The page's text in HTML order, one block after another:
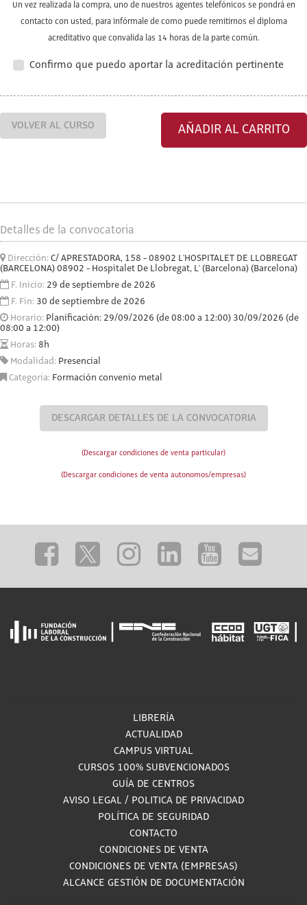
Un vez realizada la compra, uno de nuestros agentes telefónicos se pondrá en
contacto con usted, para infórmale de como puede remitirnos el diploma
acreditativo que convalida las 14 horas de la parte común.
Confirmo que puedo aportar la acreditación pertinente
VOLVER AL CURSO AÑADIR AL CARRITO
Detalles de la convocatoria
Dirección: C/ APRESTADORA, 158 - 08902 L'HOSPITALET DE LLOBREGAT
(BARCELONA) 08902 - Hospitalet De Llobregat, L' (Barcelona) (Barcelona)
F. Inicio: 29 de septiembre de 2026
F. Fin: 30 de septiembre de 2026
Horario: Planificación: 29/09/2026 (de 08:00 a 12:00) 30/09/2026 (de
08:00 a 12:00)
Horas: 8h
Modalidad: Presencial
Categoría: Formación convenio metal
DESCARGAR DETALLES DE LA CONVOCATORIA
(Descargar condiciones de venta particular)
(Descargar condiciones de venta autonomos/empresas)
LIBRERÍA
ACTUALIDAD
CAMPUS VIRTUAL
CURSOS 100% SUBVENCIONADOS
GUÍA DE CENTROS
AVISO LEGAL / POLITICA DE PRIVACIDAD
POLÍTICA DE SEGURIDAD
CONTACTO
CONDICIONES DE VENTA
CONDICIONES DE VENTA (EMPRESAS)
ALCANCE GESTIÓN DE DOCUMENTACIÓN